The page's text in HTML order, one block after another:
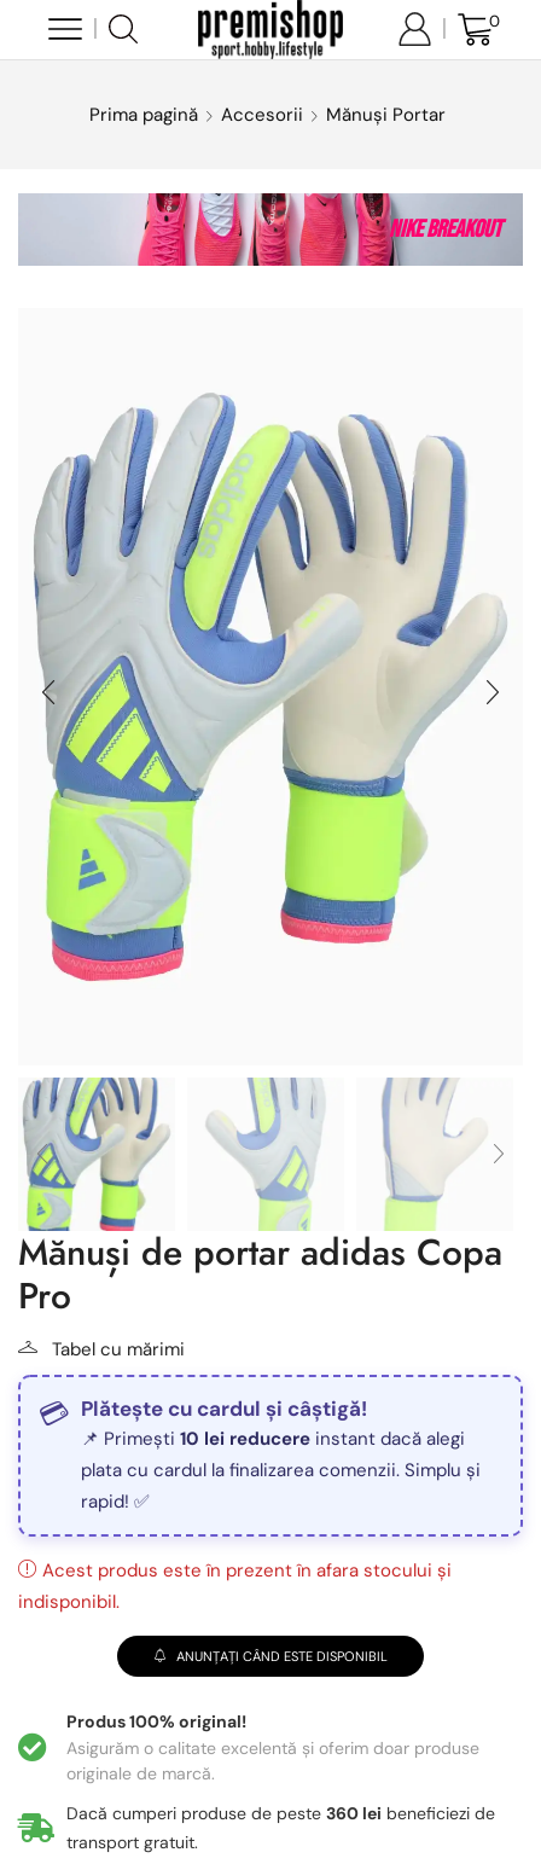
0
Prima pagină Accesorii Mănuși Portar
Nike Breakout
Mănuși de portar adidas Copa
Pro
Tabel cu mărimi
Plătește cu cardul și câștigă!
📌 Primești 10 lei reducere instant dacă alegi
plata cu cardul la finalizarea comenzii. Simplu și
rapid! ✅
Acest produs este în prezent în afara stocului și
indisponibil.
ANUNȚAȚI CÂND ESTE DISPONIBIL
Produs 100% original!
Asigurăm o calitate excelentă și oferim doar produse
originale de marcă.
Dacă cumperi produse de peste 360 lei beneficiezi de
transport gratuit.